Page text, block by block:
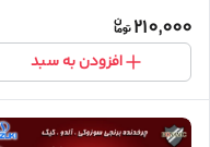
210,000
افزودن به سبد